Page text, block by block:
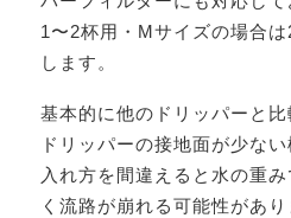
1〜2杯用・Mサイズの場合
します。
基本的に他のドリッパーと
ドリッパーの接地面が少な
入れ方を間違えると水の重
く流路が崩れる可能性があり